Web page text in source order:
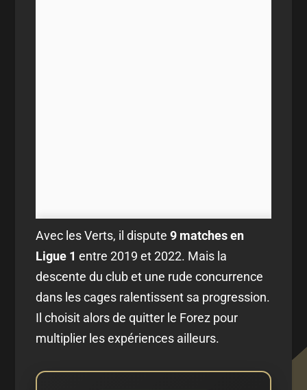
Avec les Verts, il dispute9 matches en
Ligue 1 entre 2019 et 2022. Mais la
descente du club et une rude concurrence
dans les cages ralentissent sa progression.
Il choisit alors de quitter le Forez pour
multiplier les expériences ailleurs.